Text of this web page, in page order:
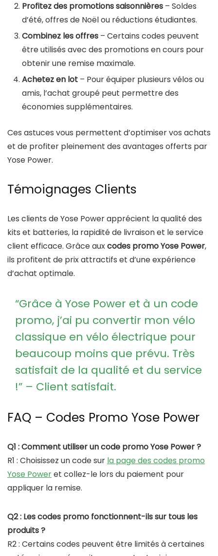
Profitez des promotions saisonnières – Soldes
d’été, offres de Noël ou réductions étudiantes.
Combinez les offres – Certains codes peuvent
être utilisés avec des promotions en cours pour
obtenir une remise maximale.
Achetez en lot – Pour équiper plusieurs vélos ou
amis, l’achat groupé peut permettre des
économies supplémentaires.
Ces astuces vous permettent d’optimiser vos achats
et de profiter pleinement des avantages offerts par
Yose Power.
Témoignages Clients
Les clients de Yose Power apprécient la qualité des
kits et batteries, la rapidité de livraison et le service
client efficace. Grâce auxcodes promo Yose Power,
ils profitent de prix attractifs et d’une expérience
d’achat optimale.
“Grâce à Yose Power et à un code
promo, j’ai pu convertir mon vélo
classique en vélo électrique pour
beaucoup moins que prévu. Très
satisfait de la qualité et du service
!” – Client satisfait.
FAQ – Codes Promo Yose Power
Q1 : Comment utiliser un code promo Yose Power ?
R1 : Choisissez un code sur la page des codes promo
Yose Poweret collez-le lors du paiement pour
appliquer la remise.
Q2 : Les codes promo fonctionnent-ils sur tous les
produits ?
R2 : Certains codes peuvent être limités à certaines